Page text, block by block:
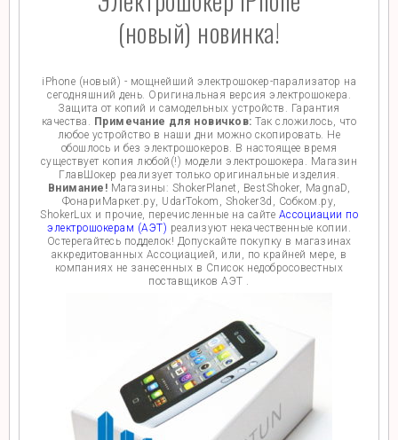
(новый) новинка!
iPhone (новый) - мощнейший электрошокер-парализатор на
сегодняшний день. Оригинальная версия электрошокера.
Защита от копий и самодельных устройств. Гарантия
качества. Примечание для новичков: Так сложилось, что
любое устройство в наши дни можно скопировать. Не
обошлось и без электрошокеров. В настоящее время
существует копия любой(!) модели электрошокера. Магазин
ГлавШокер реализует только оригинальные изделия.
Внимание! Магазины: ShokerPlanet, BestShoker, MagnaD,
ФонариМаркет.ру, UdarTokom, Shoker3d, Собком.ру,
ShokerLux и прочие, перечисленные на сайте Ассоциации по
электрошокерам (АЭТ) реализуют некачественные копии.
Остерегайтесь подделок! Допускайте покупку в магазинах
аккредитованных Ассоциацией, или, по крайней мере, в
компаниях не занесенных в Список недобросовестных
поставщиков АЭТ .